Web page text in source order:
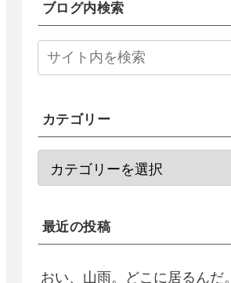
ブログ内検索
カテゴリー
最近の投稿
おい、山雨。どこに居るんだ。